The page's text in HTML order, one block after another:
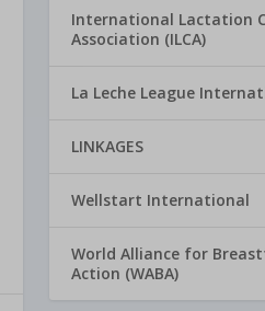
International Lactation
Association (ILCA)
La Leche League
LINKAGES
Wellstart International
World Alliance for
Action (WABA)